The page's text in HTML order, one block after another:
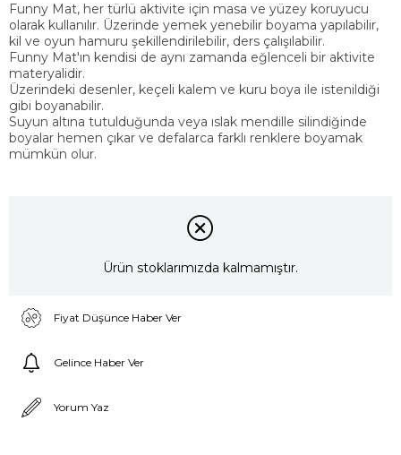
Funny Mat, her türlü aktivite için masa ve yüzey koruyucu
olarak kullanılır. Üzerinde yemek yenebilir boyama yapılabilir,
kil ve oyun hamuru şekillendirilebilir, ders çalışılabilir.
Funny Mat'ın kendisi de aynı zamanda eğlenceli bir aktivite
materyalidir.
Üzerindeki desenler, keçeli kalem ve kuru boya ile istenildiği
gibi boyanabilir.
Suyun altına tutulduğunda veya ıslak mendille silindiğinde
boyalar hemen çıkar ve defalarca farklı renklere boyamak
mümkün olur.
Ürün stoklarımızda kalmamıştır.
Fiyat Düşünce Haber Ver
Gelince Haber Ver
Yorum Yaz